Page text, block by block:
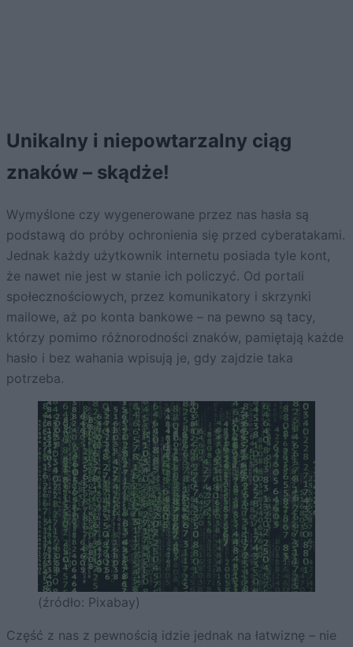
Unikalny i niepowtarzalny ciąg
znaków – skądże!
Wymyślone czy wygenerowane przez nas hasła są
podstawą do próby ochronienia się przed cyberatakami.
Jednak każdy użytkownik internetu posiada tyle kont,
że nawet nie jest w stanie ich policzyć. Od portali
społecznościowych, przez komunikatory i skrzynki
mailowe, aż po konta bankowe – na pewno są tacy,
którzy pomimo różnorodności znaków, pamiętają każde
hasło i bez wahania wpisują je, gdy zajdzie taka
potrzeba.
(źródło: Pixabay)
Część z nas z pewnością idzie jednak na łatwiznę – nie